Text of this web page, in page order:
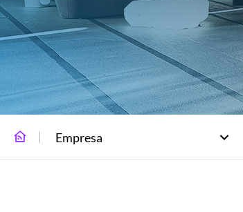
Empresa